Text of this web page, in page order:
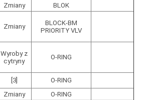
Zmiany BLOK
Zmiany
BLOCK-BM
PRIORITY VLV
Wyroby z
cytryny
O-RING
[3]
O-RING
Zmiany O-RING